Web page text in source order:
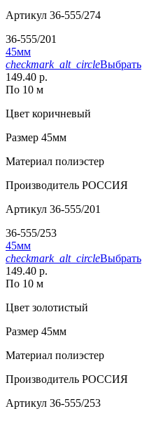
Артикул 36-555/274
36-555/201
45мм
checkmark_alt_circleВыбрать
149.40 р.
По 10 м
Цвет коричневый
Размер 45мм
Материал полиэстер
Производитель РОССИЯ
Артикул 36-555/201
36-555/253
45мм
checkmark_alt_circleВыбрать
149.40 р.
По 10 м
Цвет золотистый
Размер 45мм
Материал полиэстер
Производитель РОССИЯ
Артикул 36-555/253